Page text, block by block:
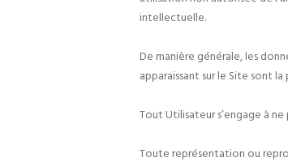
intellectuelle.
De manière générale, les
apparaissant sur le Site sont
Tout Utilisateur s’engage à
Toute représentation ou